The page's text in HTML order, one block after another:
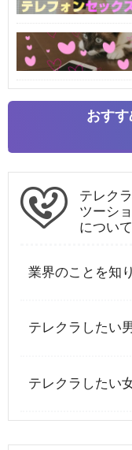
おす
テレクラ
ツーシ
について
業界のことを知
テレクラしたい
テレクラしたい